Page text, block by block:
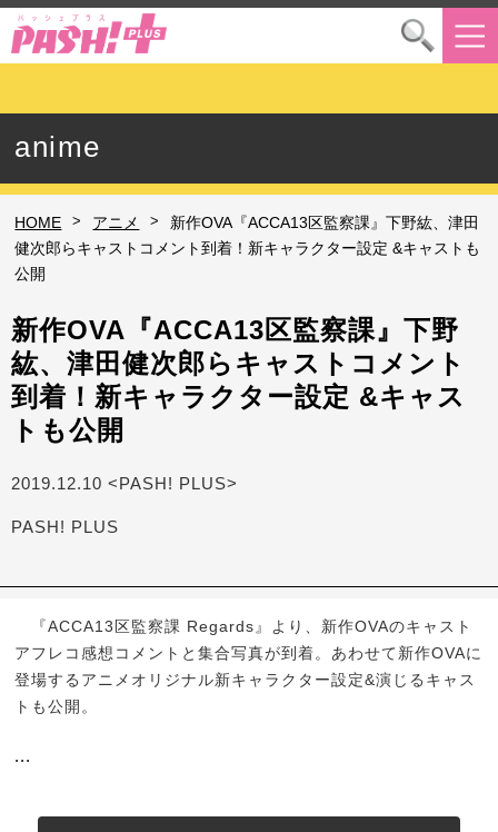
anime
HOME > アニメ >
新作OVA『ACCA13区監察課』下野紘、津田
健次郎らキャストコメント到着！新キャラクター設定 &キャストも
公開
新作OVA『ACCA13区監察課』下野
紘、津田健次郎らキャストコメント
到着！新キャラクター設定 &キャス
トも公開
2019.12.10 <PASH! PLUS>
PASH! PLUS
『ACCA13区監察課 Regards』より、新作OVAのキャスト
アフレコ感想コメントと集合写真が到着。あわせて新作OVAに
登場するアニメオリジナル新キャラクター設定&演じるキャス
トも公開。
...